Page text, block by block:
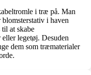
i træ på. Man
i haven
til at skabe
legetøj. Desuden
dem som træmaterialer